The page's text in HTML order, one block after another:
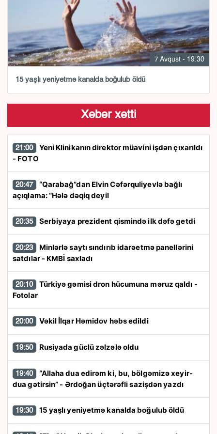
7 Avqust - 19:30
15 yaşlı yeniyetmə kanalda boğulub öldü
Xəbər xətti
21:00
- FOTO
20:47
açıqlama: “Hələ dəqiq deyil
20:35 Serbiyaya prezident qismində ilk dəfə getdi
20:23
satdılar - KMBİ saxladı
20:10
Fotolar
20:00 Vəkil İlqar Həmidov həbs edildi
19:50 Rusiyada güclü zəlzələ oldu
19:40
dua gətirsin” - Ərdoğan üçtərəfli sazişdən yazdı
19:30 15 yaşlı yeniyetmə kanalda boğulub öldü